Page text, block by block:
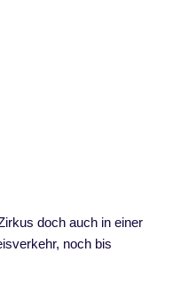
doch auch in einer
noch bis